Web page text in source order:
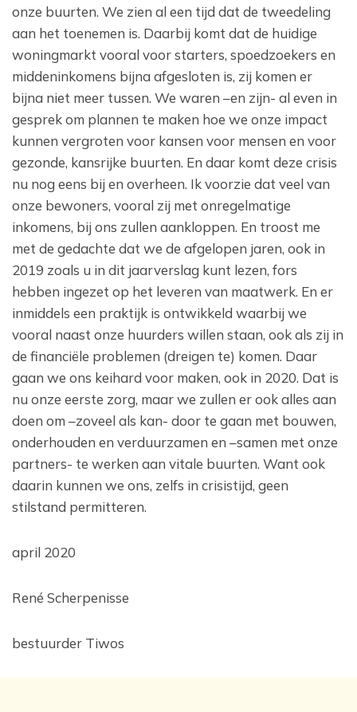
onze buurten. We zien al een tijd dat de tweedeling
aan het toenemen is. Daarbij komt dat de huidige
woningmarkt vooral voor starters, spoedzoekers en
middeninkomens bijna afgesloten is, zij komen er
bijna niet meer tussen. We waren –en zijn- al even in
gesprek om plannen te maken hoe we onze impact
kunnen vergroten voor kansen voor mensen en voor
gezonde, kansrijke buurten. En daar komt deze crisis
nu nog eens bij en overheen. Ik voorzie dat veel van
onze bewoners, vooral zij met onregelmatige
inkomens, bij ons zullen aankloppen. En troost me
met de gedachte dat we de afgelopen jaren, ook in
2019 zoals u in dit jaarverslag kunt lezen, fors
hebben ingezet op het leveren van maatwerk. En er
inmiddels een praktijk is ontwikkeld waarbij we
vooral naast onze huurders willen staan, ook als zij in
de financiële problemen (dreigen te) komen. Daar
gaan we ons keihard voor maken, ook in 2020. Dat is
nu onze eerste zorg, maar we zullen er ook alles aan
doen om –zoveel als kan- door te gaan met bouwen,
onderhouden en verduurzamen en –samen met onze
partners- te werken aan vitale buurten. Want ook
daarin kunnen we ons, zelfs in crisistijd, geen
stilstand permitteren.
april 2020
René Scherpenisse
bestuurder Tiwos